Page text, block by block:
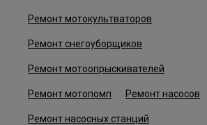
Ремонт мотокультваторов
Ремонт снегоуборщиков
Ремонт мотоопрыскивателей
Ремонт мотопомп Ремонт насосов
Ремонт насосных станций